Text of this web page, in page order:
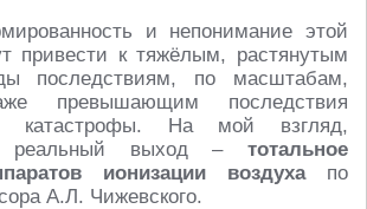
и непонимание этой
привести к тяжёлым, растянутым
последствиям, по масштабам,
превышающим последствия
катастрофы. На мой взгляд,
реальный выход – тотальное
ионизации воздухапо
А.Л. Чижевского.